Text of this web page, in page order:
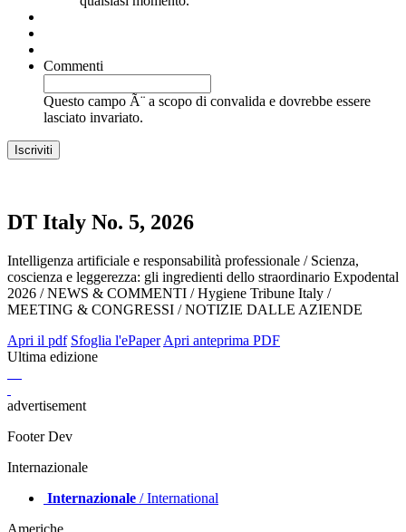
Commenti
Questo campo Ã¨ a scopo di convalida e dovrebbe essere
lasciato invariato.
DT Italy No. 5, 2026
Intelligenza artificiale e responsabilità professionale / Scienza,
coscienza e leggerezza: gli ingredienti dello straordinario Expodental
2026 / NEWS & COMMENTI / Hygiene Tribune Italy /
MEETING & CONGRESSI / NOTIZIE DALLE AZIENDE
Apri il pdf Sfoglia l'ePaper Apri anteprima PDF
Ultima edizione
advertisement
Footer Dev
Internazionale
Internazionale / International
Americhe